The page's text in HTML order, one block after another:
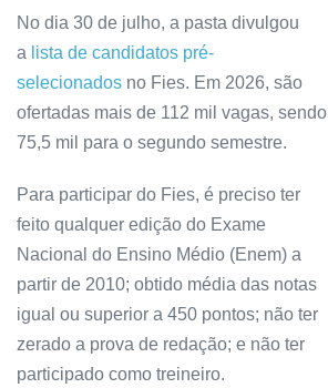
No dia 30 de julho, a pasta divulgou
a lista de candidatos pré-
selecionados no Fies. Em 2026, são
ofertadas mais de 112 mil vagas, sendo
75,5 mil para o segundo semestre.
Para participar do Fies, é preciso ter
feito qualquer edição do Exame
Nacional do Ensino Médio (Enem) a
partir de 2010; obtido média das notas
igual ou superior a 450 pontos; não ter
zerado a prova de redação; e não ter
participado como treineiro.